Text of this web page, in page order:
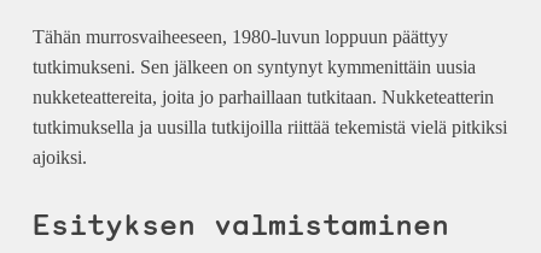
Tähän murrosvaiheeseen, 1980-luvun loppuun päättyy
tutkimukseni. Sen jälkeen on syntynyt kymmenittäin uusia
nukketeattereita, joita jo parhaillaan tutkitaan. Nukketeatterin
tutkimuksella ja uusilla tutkijoilla riittää tekemistä vielä pitkiksi
ajoiksi.
Esityksen valmistaminen